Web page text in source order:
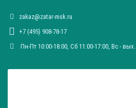
zakaz@zatar-msk.ru
+7 (495) 908-78-17
Пн-Пт 10:00-18:00, Сб 11:00-17:00, Вc - вых.